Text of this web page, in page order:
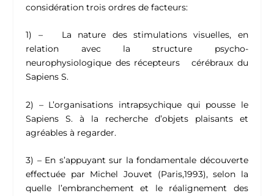
considération trois ordres de facteurs:
1) – La nature des stimulations visuelles, en
relation avec la structure psycho-
neurophysiologique des récepteurs cérébraux du
Sapiens S.
2) – L’organisations intrapsychique qui pousse le
Sapiens S. à la recherche d’objets plaisants et
agréables à regarder.
3) – En s’appuyant sur la fondamentale découverte
effectuée par Michel Jouvet (Paris,1993), selon la
quelle l’embranchement et le réalignement des